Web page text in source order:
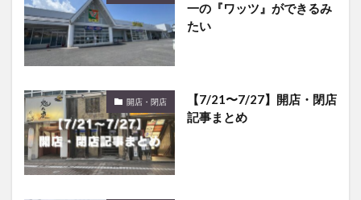
一の『ワッツ』ができるみ
たい
開店・閉店
【7/21〜7/27】開店・閉店
記事まとめ